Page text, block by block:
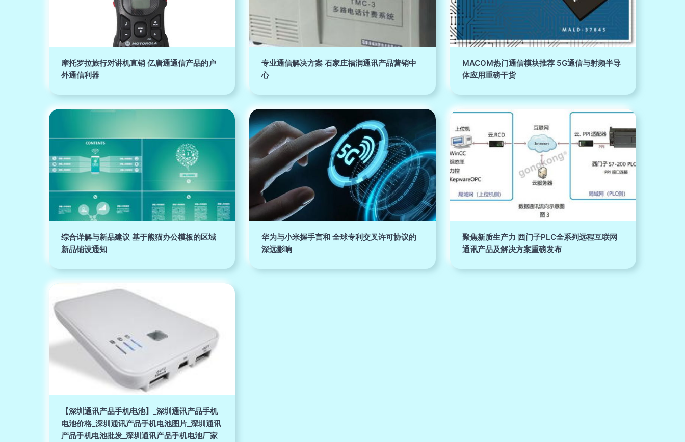
摩托罗拉旅行对讲机直销 亿唐通通信产品的户
外通信利器
专业通信解决方案 石家庄福润通讯产品营销中
心
MACOM热门通信模块推荐 5G通信与射频半导
体应用重磅干货
综合详解与新品建议 基于熊猫办公模板的区域
新品铺设通知
华为与小米握手言和 全球专利交叉许可协议的
深远影响
聚焦新质生产力 西门子PLC全系列远程互联网
通讯产品及解决方案重磅发布
【深圳通讯产品手机电池】_深圳通讯产品手机
电池价格_深圳通讯产品手机电池图片_深圳通讯
产品手机电池批发_深圳通讯产品手机电池厂家